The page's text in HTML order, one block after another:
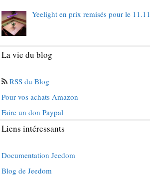
Yeelight en prix remisés pour le 11.11
La vie du blog
RSS du Blog
Pour vos achats Amazon
Faire un don Paypal
Liens intéressants
Documentation Jeedom
Blog de Jeedom